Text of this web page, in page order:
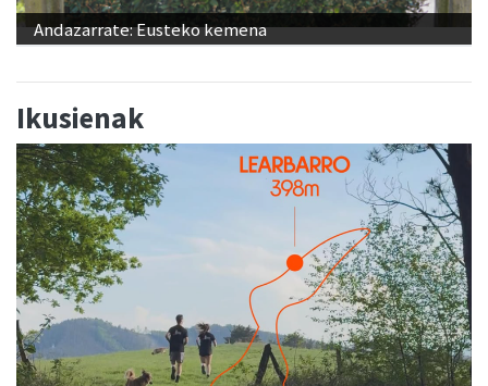
Andazarrate: Eusteko kemena
Ikusienak